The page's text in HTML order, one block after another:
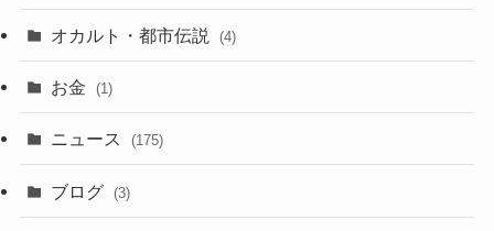
オカルト・都市伝説 (4)
お金 (1)
ニュース (175)
ブログ (3)